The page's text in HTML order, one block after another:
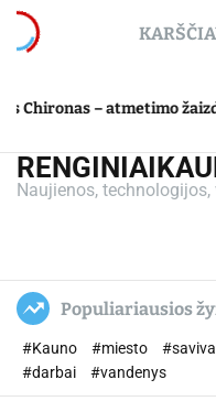
c
n
žaizda
Naujienos, technologijos,
Populiariausios
#Kauno #miesto
#darbai
#vandenys